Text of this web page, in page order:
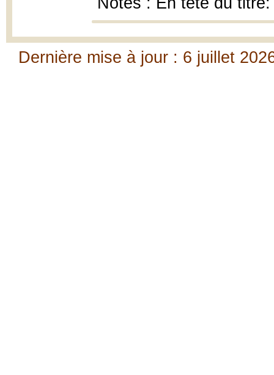
Dernière mise à jour : 6 juillet